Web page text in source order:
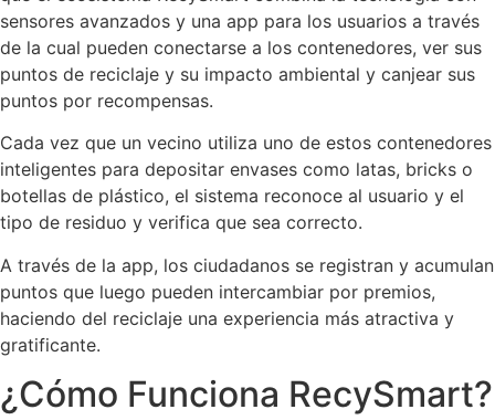
sensores avanzados y una app para los usuarios a través
de la cual pueden conectarse a los contenedores, ver sus
puntos de reciclaje y su impacto ambiental y canjear sus
puntos por recompensas.
Cada vez que un vecino utiliza uno de estos contenedores
inteligentes para depositar envases como latas, bricks o
botellas de plástico, el sistema reconoce al usuario y el
tipo de residuo y verifica que sea correcto.
A través de la app, los ciudadanos se registran y acumulan
puntos que luego pueden intercambiar por premios,
haciendo del reciclaje una experiencia más atractiva y
gratificante.
¿Cómo Funciona RecySmart?